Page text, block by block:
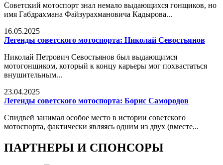
Советский мотоспорт знал немало выдающихся гонщиков, но
имя Габдрахмана Файзурахмановича Кадырова...
16.05.2025
Легенды советского мотоспорта: Николай Севостьянов
Николай Петрович Севостьянов был выдающимся
мотогонщиком, который к концу карьеры мог похвастаться
внушительным...
23.04.2025
Легенды советского мотоспорта: Борис Самородов
Спидвей занимал особое место в истории советского
мотоспорта, фактически являясь одним из двух (вместе...
ПАРТНЕРЫ И СПОНСОРЫ